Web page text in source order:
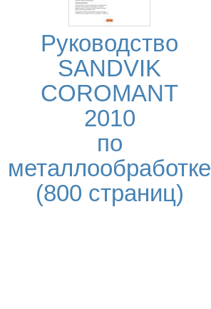
Руководство
SANDVIK
COROMANT
2010
по
металлообработке
(800 страниц)